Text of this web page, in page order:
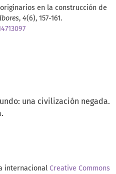
en la construcción de
, 4(6), 157-161.
una civilización negada.
internacional Creative Commons